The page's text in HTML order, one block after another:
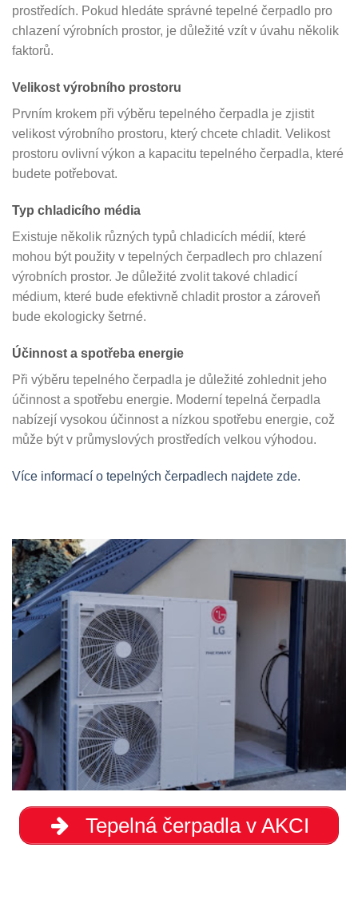
prostředích. Pokud hledáte správné tepelné čerpadlo pro
chlazení výrobních prostor, je důležité vzít v úvahu několik
faktorů.
Velikost výrobního prostoru
Prvním krokem při výběru tepelného čerpadla je zjistit
velikost výrobního prostoru, který chcete chladit. Velikost
prostoru ovlivní výkon a kapacitu tepelného čerpadla, které
budete potřebovat.
Typ chladicího média
Existuje několik různých typů chladicích médií, které
mohou být použity v tepelných čerpadlech pro chlazení
výrobních prostor. Je důležité zvolit takové chladicí
médium, které bude efektivně chladit prostor a zároveň
bude ekologicky šetrné.
Účinnost a spotřeba energie
Při výběru tepelného čerpadla je důležité zohlednit jeho
účinnost a spotřebu energie. Moderní tepelná čerpadla
nabízejí vysokou účinnost a nízkou spotřebu energie, což
může být v průmyslových prostředích velkou výhodou.
Více informací o tepelných čerpadlech najdete zde.
Tepelná čerpadla v AKCI